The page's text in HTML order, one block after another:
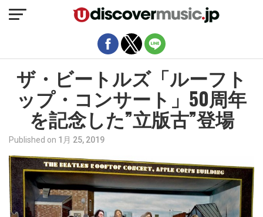
ザ・ビートルズ「ルーフト
ップ・コンサート」50周年
を記念した”立版古”登場
Published on 1月 25, 2019
モバイルバージョンを終了